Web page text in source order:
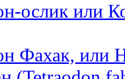
ослик или
Фахак, или